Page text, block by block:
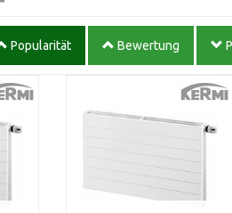
Popularität Bewertung